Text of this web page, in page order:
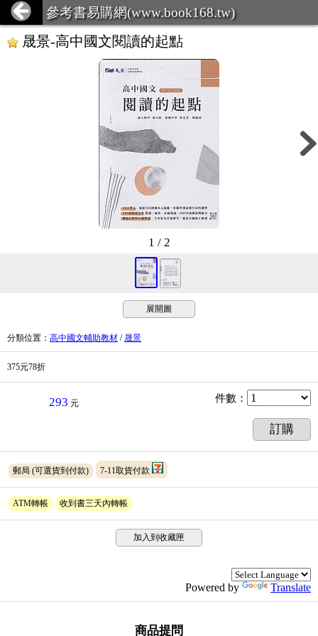
參考書易購網(www.book168.tw)
晟景-高中國文閱讀的起點
1 / 2
展開圖
分類位置 ： 高中國文輔助教材 / 晟景
375元78折
293 元 件數 ：
訂購
郵局 (可選貨到付款) 7-11取貨付款
ATM轉帳 收到書三天內轉帳
加入到收藏匣
Powered by Translate
商品提問